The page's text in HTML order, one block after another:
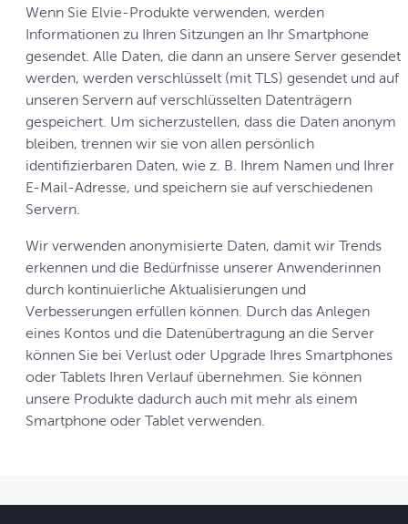
Wenn Sie Elvie-Produkte verwenden, werden
Informationen zu Ihren Sitzungen an Ihr Smartphone
gesendet. Alle Daten, die dann an unsere Server gesendet
werden, werden verschlüsselt (mit TLS) gesendet und auf
unseren Servern auf verschlüsselten Datenträgern
gespeichert. Um sicherzustellen, dass die Daten anonym
bleiben, trennen wir sie von allen persönlich
identifizierbaren Daten, wie z. B. Ihrem Namen und Ihrer
E-Mail-Adresse, und speichern sie auf verschiedenen
Servern.
Wir verwenden anonymisierte Daten, damit wir Trends
erkennen und die Bedürfnisse unserer Anwenderinnen
durch kontinuierliche Aktualisierungen und
Verbesserungen erfüllen können. Durch das Anlegen
eines Kontos und die Datenübertragung an die Server
können Sie bei Verlust oder Upgrade Ihres Smartphones
oder Tablets Ihren Verlauf übernehmen. Sie können
unsere Produkte dadurch auch mit mehr als einem
Smartphone oder Tablet verwenden.